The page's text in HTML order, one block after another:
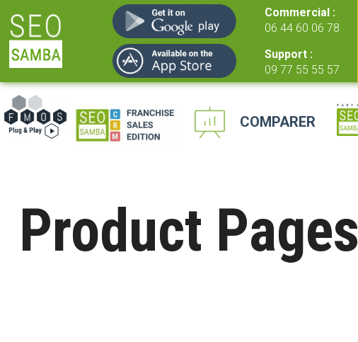
Commercial :
06 44 60 06 78
Support :
09 77 55 55 57
COMPARER
Product Pages